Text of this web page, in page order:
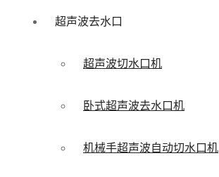
超声波去水口
超声波切水口机
卧式超声波去水口机
机械手超声波自动切水口机